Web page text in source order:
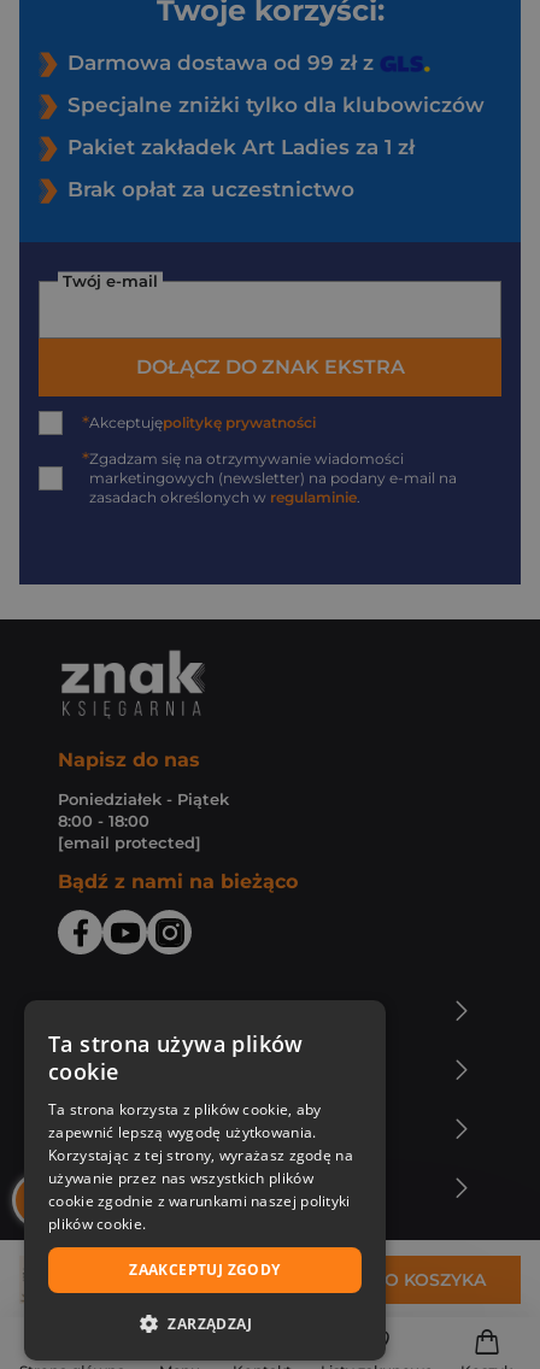
49,99 zł DO KOSZYKA
Twoje korzyści:
Darmowa dostawa od 99 zł z
Specjalne zniżki tylko dla klubowiczów
Pakiet zakładek Art Ladies za 1 zł
Brak opłat za uczestnictwo
Twój e-mail
DOŁĄCZ DO ZNAK EKSTRA
*Akceptujępolitykę prywatności
*Zgadzam się na otrzymywanie wiadomości
marketingowych (newsletter) na podany e-mail na
zasadach określonych w regulaminie.
Napisz do nas
Poniedziałek - Piątek
8:00 - 18:00
[email protected]
Bądź z nami na bieżąco
Zakupy u nas
Nasza oferta
Nasi autorzy
Ta strona używa plików
cookie
Ta strona korzysta z plików cookie, aby
zapewnić lepszą wygodę użytkowania.
Korzystając z tej strony, wyrażasz zgodę na
używanie przez nas wszystkich plików
cookie zgodnie z warunkami naszej polityki
plików cookie.
ZAAKCEPTUJ ZGODY
ZARZĄDZAJ